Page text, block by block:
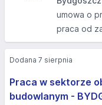
umowa o
praca od
Praca w sektorze
budowlanym -
Dodana 7 sierpnia